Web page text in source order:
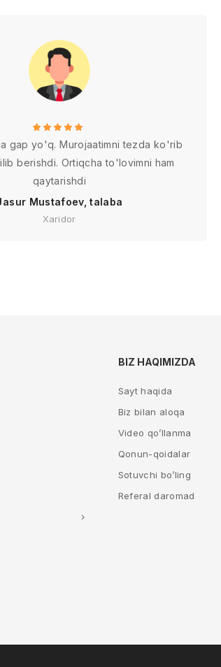
gap yo'q. Murojaatimni tezda ko'rib
berishdi. Ortiqcha to'lovimni ham
qaytarishdi
Mustafoev, talaba
Xaridor
BIZ HAQIMIZDA
Sayt haqida
Biz bilan aloqa
Video qo’llanma
Qonun-qoidalar
Sotuvchi bo’ling
Referal daromad